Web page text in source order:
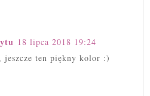
18 lipca 2018 19:24
jeszcze ten piękny kolor :)